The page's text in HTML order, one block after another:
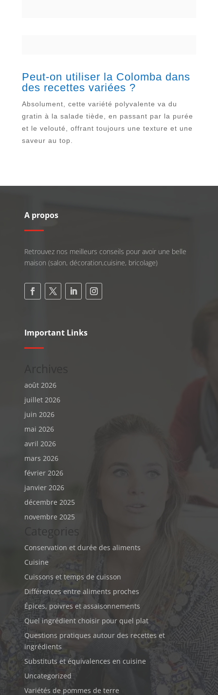
Peut-on utiliser la Colomba dans
des recettes variées ?
Absolument, cette variété polyvalente va du
gratin à la salade tiède, en passant par la purée
et le velouté, offrant toujours une texture et une
saveur au top.
A propos
Retrouvez nos meilleurs conseils pour avoir une belle
maison (salon, décoration,cuisine, bricolage)
Important Links
Archives
août 2026
juillet 2026
juin 2026
mai 2026
avril 2026
mars 2026
février 2026
janvier 2026
décembre 2025
novembre 2025
Categories
Conservation et durée des aliments
Cuisine
Cuissons et temps de cuisson
Différences entre aliments proches
Épices, poivres et assaisonnements
Quel ingrédient choisir pour quel plat
Questions pratiques autour des recettes et
ingrédients
Substituts et équivalences en cuisine
Uncategorized
Variétés de pommes de terre